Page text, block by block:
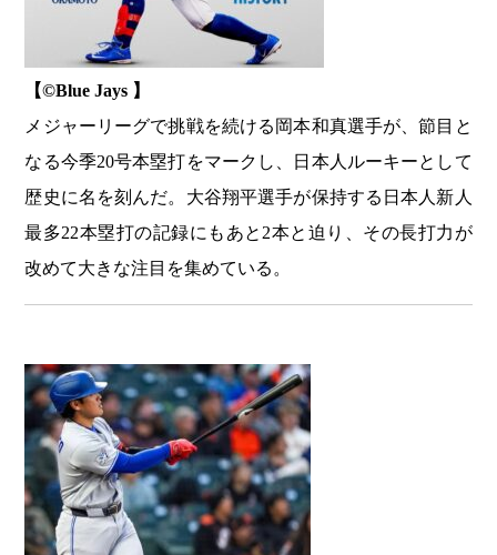
【©️Blue Jays 】
メジャーリーグで挑戦を続ける岡本和真選手が、節目と
なる今季20号本塁打をマークし、日本人ルーキーとして
歴史に名を刻んだ。大谷翔平選手が保持する日本人新人
最多22本塁打の記録にもあと2本と迫り、その長打力が
改めて大きな注目を集めている。